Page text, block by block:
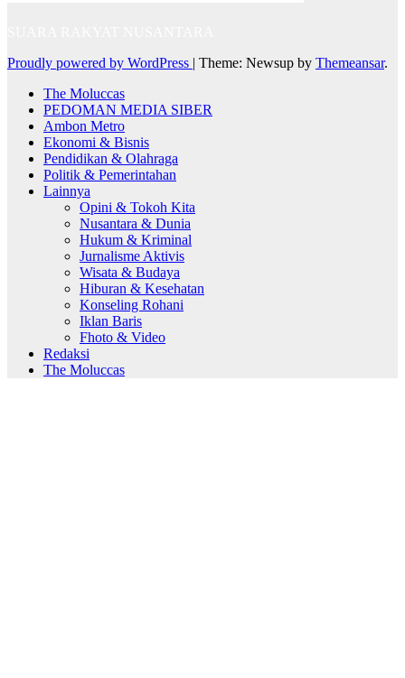
Proudly powered by WordPress | Theme: Newsup by Themeansar.
The Moluccas
PEDOMAN MEDIA SIBER
Ambon Metro
Ekonomi & Bisnis
Pendidikan & Olahraga
Politik & Pemerintahan
Lainnya
Opini & Tokoh Kita
Nusantara & Dunia
Hukum & Kriminal
Jurnalisme Aktivis
Wisata & Budaya
Hiburan & Kesehatan
Konseling Rohani
Iklan Baris
Fhoto & Video
Redaksi
The Moluccas